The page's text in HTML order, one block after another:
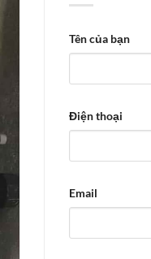
Tên của bạn
Điện thoại
Email